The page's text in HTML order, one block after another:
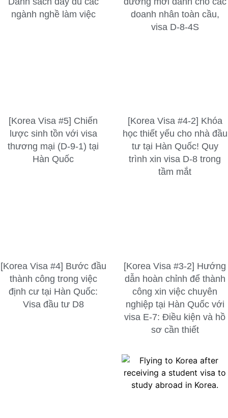
ngành nghề làm việc
doanh nhân toàn cầu,
visa D-8-4S
[Korea Visa #5] Chiến
lược sinh tồn với visa
thương mại (D-9-1) tại
Hàn Quốc
[Korea Visa #4-2] Khóa
học thiết yếu cho nhà đầu
tư tại Hàn Quốc! Quy
trình xin visa D-8 trong
tầm mắt
[Korea Visa #4] Bước đầu
thành công trong việc
định cư tại Hàn Quốc:
Visa đầu tư D8
[Korea Visa #3-2] Hướng
dẫn hoàn chỉnh để thành
công xin việc chuyên
nghiệp tại Hàn Quốc với
visa E-7: Điều kiện và hồ
sơ cần thiết